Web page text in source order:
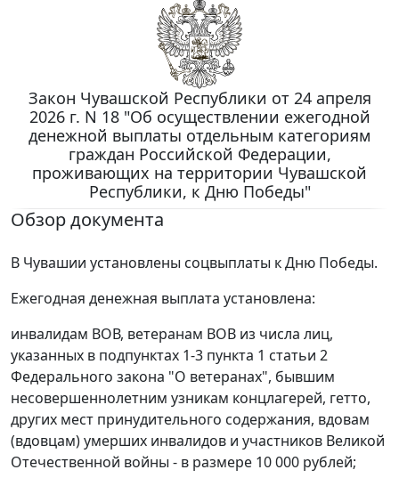
Закон Чувашской Республики от 24 апреля
2026 г. N 18 "Об осуществлении ежегодной
денежной выплаты отдельным категориям
граждан Российской Федерации,
проживающих на территории Чувашской
Республики, к Дню Победы"
Обзор документа
В Чувашии установлены соцвыплаты к Дню Победы.
Ежегодная денежная выплата установлена:
инвалидам ВОВ, ветеранам ВОВ из числа лиц,
указанных в подпунктах 1-3 пункта 1 статьи 2
Федерального закона "О ветеранах", бывшим
несовершеннолетним узникам концлагерей, гетто,
других мест принудительного содержания, вдовам
(вдовцам) умерших инвалидов и участников Великой
Отечественной войны - в размере 10 000 рублей;